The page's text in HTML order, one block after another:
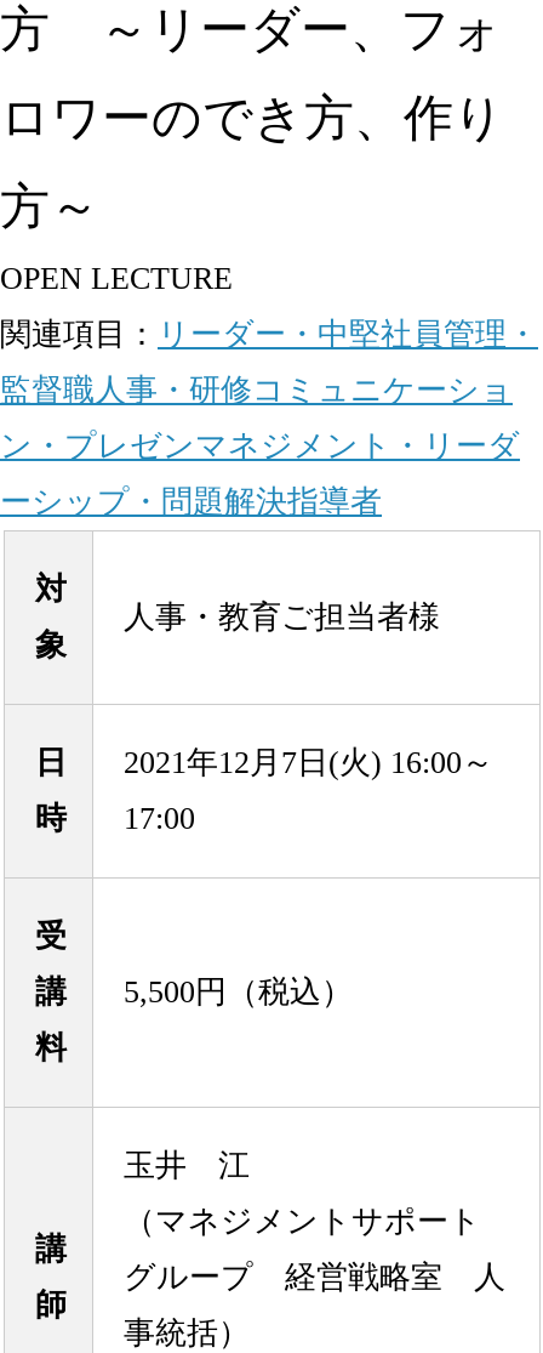
方 ～リーダー、フォ
ロワーのでき方、作り
方～
OPEN LECTURE
関連項目： リーダー・中堅社員管理・
監督職人事・研修コミュニケーショ
ン・プレゼンマネジメント・リーダ
ーシップ・問題解決指導者
対
象
人事・教育ご担当者様
日
時
2021年12月7日(火) 16:00～
17:00
受
講
料
5,500円（税込）
講
師
玉井 江
（マネジメントサポート
グループ 経営戦略室 人
事統括）